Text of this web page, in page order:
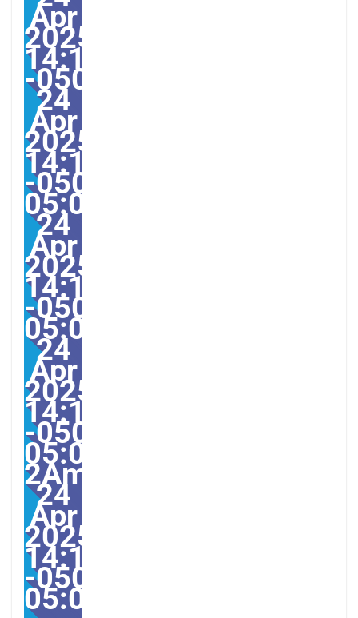
Apr
2025
14:19:00
-
24
Apr
2025
14:19:00
-0500-
05:00America/
24
Apr
2025
14:19:00
-0500-
05:000030#/30Thu,
24
Apr
2025
14:19:00
-0500-
05:00-
2America/
24
Apr
2025
14:19:00
-0500-
05:00America/